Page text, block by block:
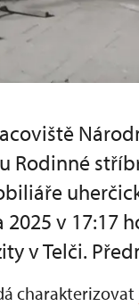
Rodinné
2025 v 17:17
v Telči.
charakterizovat